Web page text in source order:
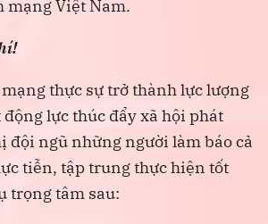
mạng Việt Nam.
thực sự trở thành lực lượng
lực thúc đẩy xã hội phát
đội ngũ những người làm báo cả
tiễn, tập trung thực hiện tốt
trọng tâm sau: